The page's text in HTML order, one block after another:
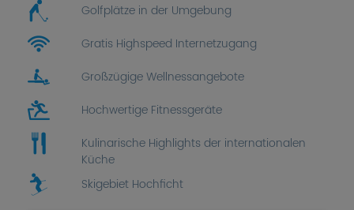
Golfplätze in der Umgebung
Gratis Highspeed Internetzugang
Großzügige Wellnessangebote
Hochwertige Fitnessgeräte
Kulinarische Highlights der internationalen
Küche
Skigebiet Hochficht